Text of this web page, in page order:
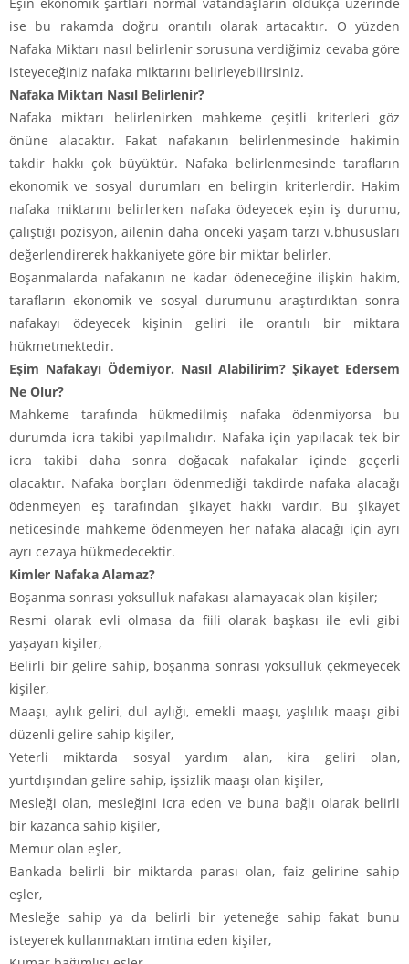
ise bu rakamda doğru orantılı olarak artacaktır. O yüzden
Nafaka Miktarı nasıl belirlenir sorusuna verdiğimiz cevaba göre
isteyeceğiniz nafaka miktarını belirleyebilirsiniz.
Nafaka Miktarı Nasıl Belirlenir?
Nafaka miktarı belirlenirken mahkeme çeşitli kriterleri göz
önüne alacaktır. Fakat nafakanın belirlenmesinde hakimin
takdir hakkı çok büyüktür. Nafaka belirlenmesinde tarafların
ekonomik ve sosyal durumları en belirgin kriterlerdir. Hakim
nafaka miktarını belirlerken nafaka ödeyecek eşin iş durumu,
çalıştığı pozisyon, ailenin daha önceki yaşam tarzı v.bhususları
değerlendirerek hakkaniyete göre bir miktar belirler.
Boşanmalarda nafakanın ne kadar ödeneceğine ilişkin hakim,
tarafların ekonomik ve sosyal durumunu araştırdıktan sonra
nafakayı ödeyecek kişinin geliri ile orantılı bir miktara
hükmetmektedir.
Eşim Nafakayı Ödemiyor. Nasıl Alabilirim? Şikayet Edersem
Ne Olur?
Mahkeme tarafında hükmedilmiş nafaka ödenmiyorsa bu
durumda icra takibi yapılmalıdır. Nafaka için yapılacak tek bir
icra takibi daha sonra doğacak nafakalar içinde geçerli
olacaktır. Nafaka borçları ödenmediği takdirde nafaka alacağı
ödenmeyen eş tarafından şikayet hakkı vardır. Bu şikayet
neticesinde mahkeme ödenmeyen her nafaka alacağı için ayrı
ayrı cezaya hükmedecektir.
Kimler Nafaka Alamaz?
Boşanma sonrası yoksulluk nafakası alamayacak olan kişiler;
Resmi olarak evli olmasa da fiili olarak başkası ile evli gibi
yaşayan kişiler,
Belirli bir gelire sahip, boşanma sonrası yoksulluk çekmeyecek
kişiler,
Maaşı, aylık geliri, dul aylığı, emekli maaşı, yaşlılık maaşı gibi
düzenli gelire sahip kişiler,
Yeterli miktarda sosyal yardım alan, kira geliri olan,
yurtdışından gelire sahip, işsizlik maaşı olan kişiler,
Mesleği olan, mesleğini icra eden ve buna bağlı olarak belirli
bir kazanca sahip kişiler,
Memur olan eşler,
Bankada belirli bir miktarda parası olan, faiz gelirine sahip
eşler,
Mesleğe sahip ya da belirli bir yeteneğe sahip fakat bunu
isteyerek kullanmaktan imtina eden kişiler,